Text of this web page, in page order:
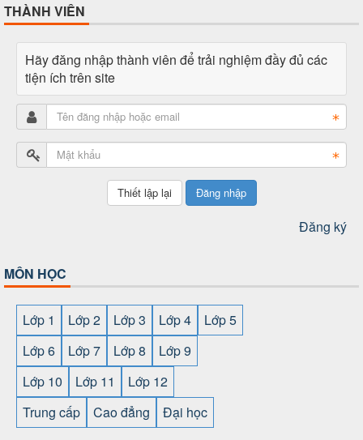
THÀNH VIÊN
Hãy đăng nhập thành viên để trải nghiệm đầy đủ các
tiện ích trên site
Đăng nhập
Đăng ký
MÔN HỌC
Lớp 1 Lớp 2 Lớp 3 Lớp 4
Lớp 5
Lớp 6
Lớp 7 Lớp 8
Lớp 9
Lớp 10
Lớp 11
Lớp 12
Trung cấp
Cao đẳng Đại học